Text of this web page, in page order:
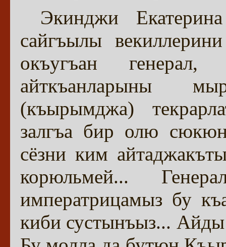
Экинджи
сайгъылы
окъугъан генерал,
айткъанларыны
(къырымджа)
залгъа бир олю
сёзни ким
корюльмей...
императрицамыз бу
киби сустынъыз...